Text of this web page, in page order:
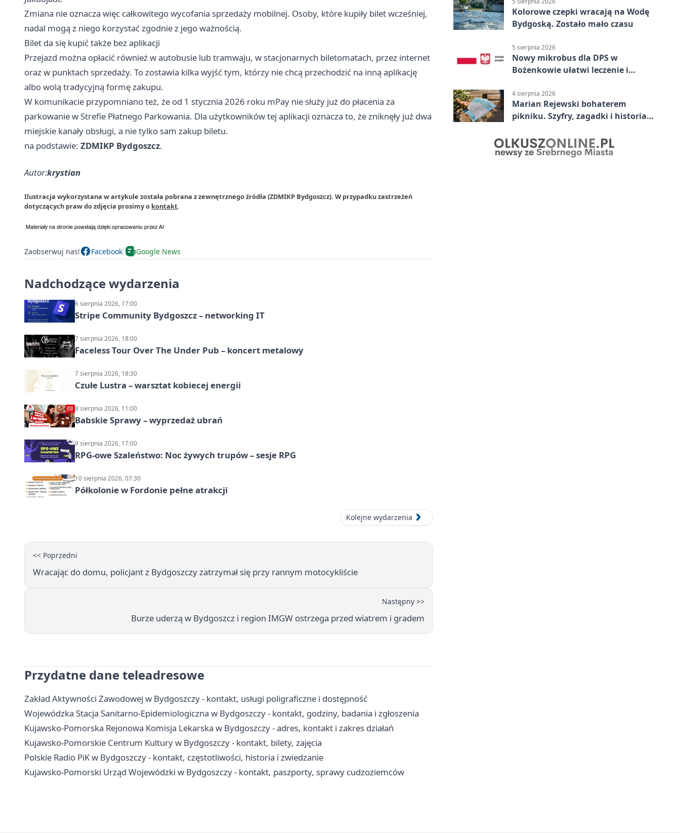
Zmiana nie oznacza więc całkowitego wycofania sprzedaży mobilnej. Osoby, które kupiły bilet wcześniej,
nadal mogą z niego korzystać zgodnie z jego ważnością.
Bilet da się kupić także bez aplikacji
Przejazd można opłacić również w autobusie lub tramwaju, w stacjonarnych biletomatach, przez internet
oraz w punktach sprzedaży. To zostawia kilka wyjść tym, którzy nie chcą przechodzić na inną aplikację
albo wolą tradycyjną formę zakupu.
W komunikacie przypomniano też, że od 1 stycznia 2026 roku mPay nie służy już do płacenia za
parkowanie w Strefie Płatnego Parkowania. Dla użytkowników tej aplikacji oznacza to, że zniknęły już dwa
miejskie kanały obsługi, a nie tylko sam zakup biletu.
na podstawie: ZDMIKP Bydgoszcz.
Autor:krystian
Ilustracja wykorzystana w artykule została pobrana z zewnętrznego źródła (ZDMIKP Bydgoszcz). W przypadku zastrzeżeń
dotyczących praw do zdjęcia prosimy o kontakt.
Zaobserwuj nas! Facebook Google News
Nadchodzące wydarzenia
6 sierpnia 2026, 17:00
Stripe Community Bydgoszcz – networking IT
7 sierpnia 2026, 18:00
Faceless Tour Over The Under Pub – koncert metalowy
7 sierpnia 2026, 18:30
Czułe Lustra – warsztat kobiecej energii
8 sierpnia 2026, 11:00
Babskie Sprawy – wyprzedaż ubrań
9 sierpnia 2026, 17:00
RPG-owe Szaleństwo: Noc żywych trupów – sesje RPG
10 sierpnia 2026, 07:30
Półkolonie w Fordonie pełne atrakcji
Kolejne wydarzenia
<< Poprzedni
Wracając do domu, policjant z Bydgoszczy zatrzymał się przy rannym motocykliście
Następny >>
Burze uderzą w Bydgoszcz i region IMGW ostrzega przed wiatrem i gradem
Przydatne dane teleadresowe
Zakład Aktywności Zawodowej w Bydgoszczy - kontakt, usługi poligraficzne i dostępność
Wojewódzka Stacja Sanitarno-Epidemiologiczna w Bydgoszczy - kontakt, godziny, badania i zgłoszenia
Kujawsko-Pomorska Rejonowa Komisja Lekarska w Bydgoszczy - adres, kontakt i zakres działań
Kujawsko-Pomorskie Centrum Kultury w Bydgoszczy - kontakt, bilety, zajęcia
Polskie Radio PiK w Bydgoszczy - kontakt, częstotliwości, historia i zwiedzanie
Kujawsko-Pomorski Urząd Wojewódzki w Bydgoszczy - kontakt, paszporty, sprawy cudzoziemców
Kolorowe czepki wracają na Wodę
Bydgoską. Zostało mało czasu
5 sierpnia 2026
Nowy mikrobus dla DPS w
Bożenkowie ułatwi leczenie i
4 sierpnia 2026
Marian Rejewski bohaterem
pikniku. Szyfry, zagadki i historia